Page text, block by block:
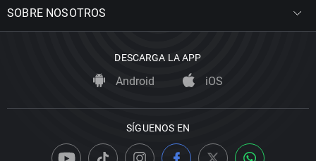
SOBRE NOSOTROS
DESCARGA LA APP
Android iOS
SÍGUENOS EN